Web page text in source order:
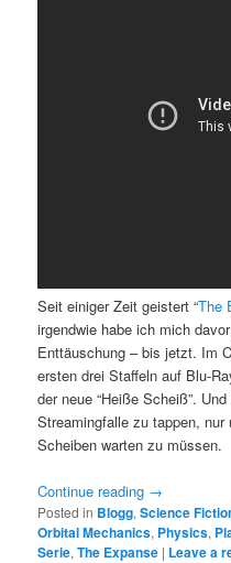
Seit einiger Zeit geistert “The
irgendwie habe ich mich
Enttäuschung – bis jetzt. Im
ersten drei Staffeln auf Blu-
der neue “Heiße Scheiß”.
Streamingfalle zu tappen,
Scheiben warten zu müssen.
Continue reading →
Posted in Blogg,Science
Orbital Mechanics, Physics,
Serie,The Expanse | Leave a